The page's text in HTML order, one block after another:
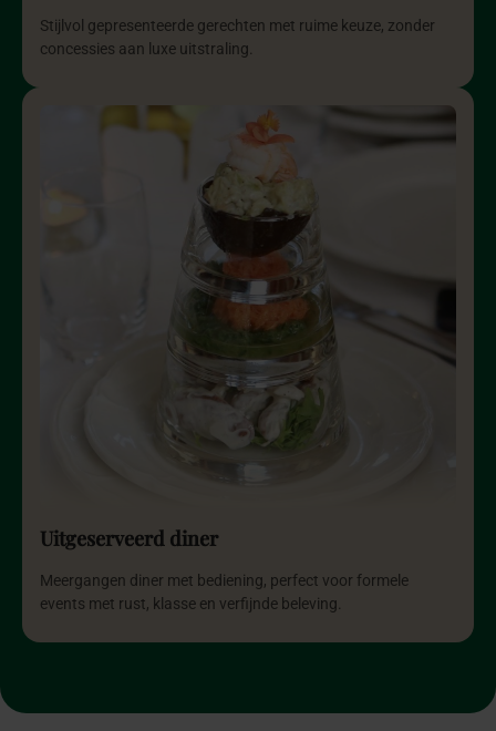
Stijlvol gepresenteerde gerechten met ruime keuze, zonder
concessies aan luxe uitstraling.
Uitgeserveerd diner
Meergangen diner met bediening, perfect voor formele
events met rust, klasse en verfijnde beleving.